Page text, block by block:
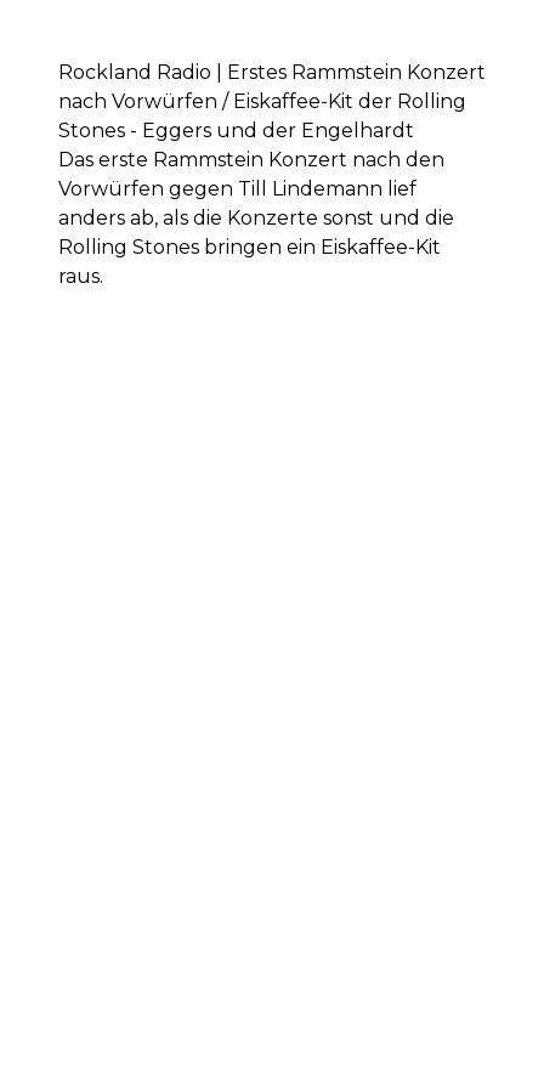
Rockland Radio | Erstes Rammstein Konzert
nach Vorwürfen / Eiskaffee-Kit der Rolling
Stones - Eggers und der Engelhardt
Das erste Rammstein Konzert nach den
Vorwürfen gegen Till Lindemann lief
anders ab, als die Konzerte sonst und die
Rolling Stones bringen ein Eiskaffee-Kit
raus.